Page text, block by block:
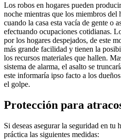
Los robos en hogares pueden
noche mientras que los miembros del
cuando la casa esta vacía de gente o
efectuando ocupaciones cotidianas.
por los hogares despejados, de este
más grande facilidad y tienen la
los recursos materiales que hallen.
sistema de alarma, el asalto se
este informaría ipso facto a los
el golpe.
Protección para
Si deseas asegurar la seguridad en tu
práctica las siguientes medidas: